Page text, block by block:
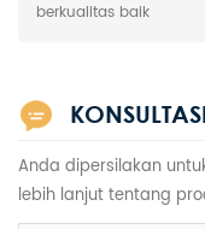
berkualitas baik
Anda dipersilakan
lebih lanjut tentang